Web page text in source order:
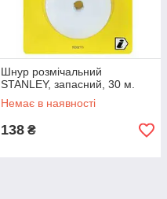
Шнур розмічальний
STANLEY, запасний, 30 м.
Немає в наявності
138 ₴